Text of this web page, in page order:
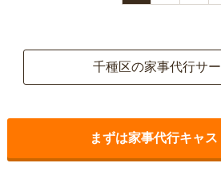
千種区の家事代行サ
まずは家事代行キャ